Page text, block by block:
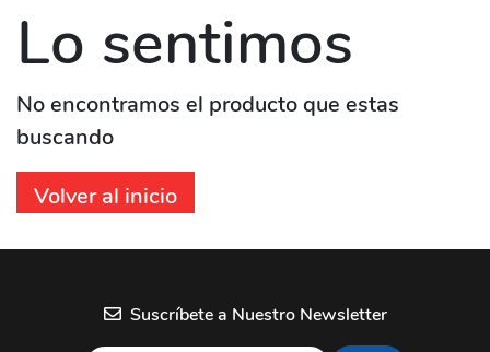
Lo sentimos
No encontramos el producto que estas
buscando
Volver al inicio
Suscríbete a Nuestro Newsletter